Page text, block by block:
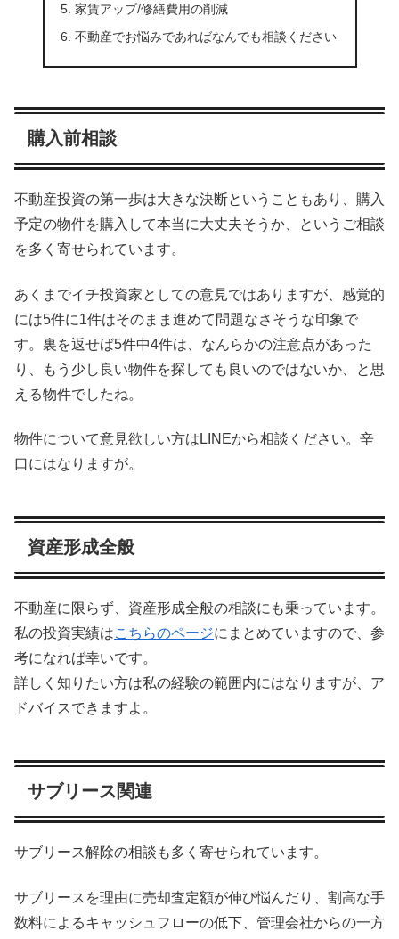
家賃アップ/修繕費用の削減
不動産でお悩みであればなんでも相談ください
購入前相談
不動産投資の第一歩は大きな決断ということもあり、購入
予定の物件を購入して本当に大丈夫そうか、というご相談
を多く寄せられています。
あくまでイチ投資家としての意見ではありますが、感覚的
には5件に1件はそのまま進めて問題なさそうな印象で
す。裏を返せば5件中4件は、なんらかの注意点があった
り、もう少し良い物件を探しても良いのではないか、と思
える物件でしたね。
物件について意見欲しい方はLINEから相談ください。辛
口にはなりますが。
資産形成全般
不動産に限らず、資産形成全般の相談にも乗っています。
私の投資実績はこちらのページにまとめていますので、参
考になれば幸いです。
詳しく知りたい方は私の経験の範囲内にはなりますが、ア
ドバイスできますよ。
サブリース関連
サブリース解除の相談も多く寄せられています。
サブリースを理由に売却査定額が伸び悩んだり、割高な手
数料によるキャッシュフローの低下、管理会社からの一方